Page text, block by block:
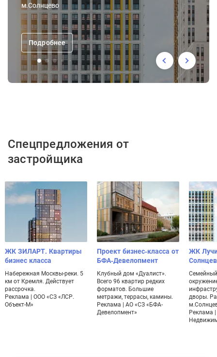
м.Солнцево
Подробнее
Спецпредложения от
застройщика
ЖК ЗИЛАРТ. Квартиры
бизнес класса
Набережная Москвы-реки. 5
км от Кремля. Действует
рассрочка.
Реклама | ООО «СЗ «ЛСР.
Объект-М»
Проект бизнес-класса от
БФА-Девелопмент
Клубный дом «Дуалист».
Всего 96 квартир редких
форматов. Большие
метражи, террасы, камины.
Реклама | АО «СЗ «БФА-
Девелопмент»
ЖК
Семейный
дворы.
Реклама